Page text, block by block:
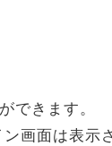
できます。
画面は表示